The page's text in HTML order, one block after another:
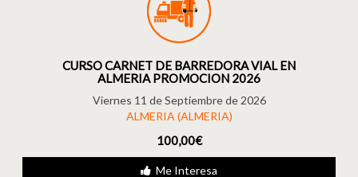
CURSO CARNET DE BARREDORA VIAL EN
ALMERIA PROMOCION 2026
Viernes 11 de Septiembre de 2026
ALMERIA (ALMERIA)
100,00€
Me Interesa